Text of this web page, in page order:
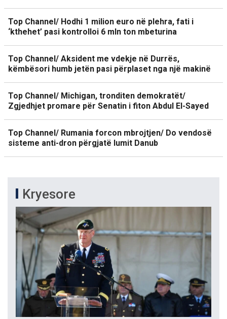
Top Channel/ Hodhi 1 milion euro në plehra, fati i
‘kthehet’ pasi kontrolloi 6 mln ton mbeturina
Top Channel/ Aksident me vdekje në Durrës,
këmbësori humb jetën pasi përplaset nga një makinë
Top Channel/ Michigan, tronditen demokratët/
Zgjedhjet promare për Senatin i fiton Abdul El-Sayed
Top Channel/ Rumania forcon mbrojtjen/ Do vendosë
sisteme anti-dron përgjatë lumit Danub
Kryesore